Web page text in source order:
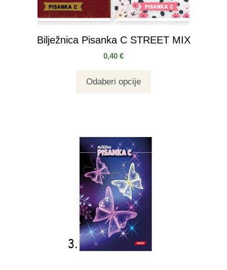
Bilježnica Pisanka C STREET MIX
0,40 €
Odaberi opcije